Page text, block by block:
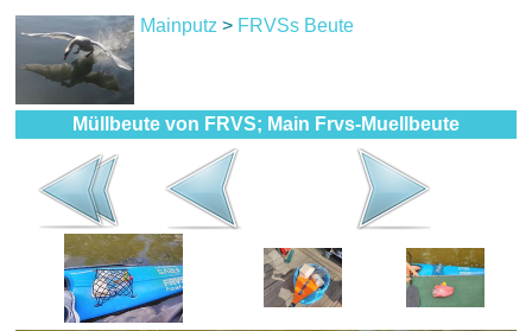
Mainputz > FRVSs Beute
Müllbeute von FRVS; Main Frvs-Muellbeute